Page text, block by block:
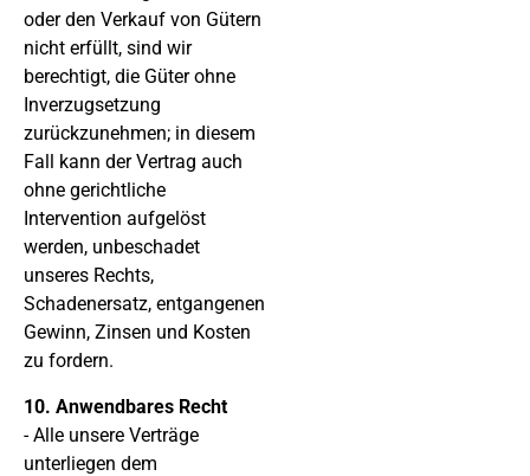
oder den Verkauf von Gütern
nicht erfüllt, sind wir
berechtigt, die Güter ohne
Inverzugsetzung
zurückzunehmen; in diesem
Fall kann der Vertrag auch
ohne gerichtliche
Intervention aufgelöst
werden, unbeschadet
unseres Rechts,
Schadenersatz, entgangenen
Gewinn, Zinsen und Kosten
zu fordern.
10. Anwendbares Recht
- Alle unsere Verträge
unterliegen dem